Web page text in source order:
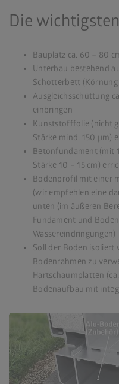
Die
Bauplatz ca. 60 – 80
Unterbau bestehend
Schotterbett (Körnung
Ausgleichsschüttung
einbringen
Kunststofffolie (nicht
Stärke mind. 150 µm)
Betonfundament (mit
Stärke 10 – 15 cm)
Bodenprofil mit einer
(wir empfehlen eine
unten (im äußeren
Fundament und
Wassereindringungen)
Soll der Boden isoliert
Bodenrahmen zu
Hartschaumplatten
Bodenaufbau mit